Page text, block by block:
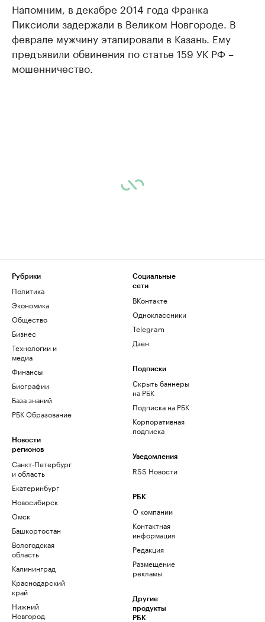
Напомним, в декабре 2014 года Франка
Пиксиоли задержали в Великом Новгороде. В
феврале мужчину этапировали в Казань. Ему
предъявили обвинения по статье 159 УК РФ –
мошенничество.
Рубрики
Политика
Экономика
Общество
Бизнес
Технологии и
медиа
Финансы
Биографии
База знаний
РБК Образование
Новости
регионов
Санкт-Петербург
и область
Екатеринбург
Новосибирск
Омск
Башкортостан
Вологодская
область
Калининград
Краснодарский
край
Нижний
Новгород
Социальные
сети
ВКонтакте
Одноклассники
Telegram
Дзен
Подписки
Скрыть баннеры
на РБК
Подписка на РБК
Корпоративная
подписка
Уведомления
RSS Новости
РБК
О компании
Контактная
информация
Редакция
Размещение
рекламы
Другие
продукты
РБК